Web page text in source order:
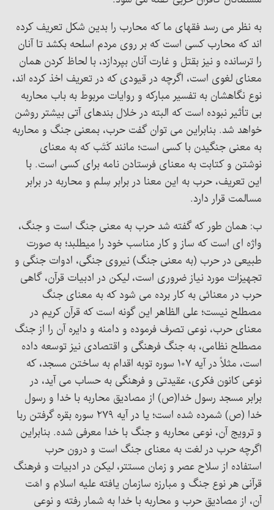
به نظر می رسد فقهای ما که محارب را بدین شکل تعریف کرده
اند که محارب کسی است که بر روی مردم اسلحه بکشد تا آنان
را ترسانده و نیز بقتل و غارت آنان بپردازد، با لحاظ کردن همان
معنای لغوی است، اگرچه در قیودی که در تعریف اخذ کرده اند،
نوع نگاهشان به تفسیر مبارکه و روایات مربوط به باب محاربه
بی تأثیر نبوده است که البته در خلال بندهای آتی بیشتر روشن
خواهد شد. بنابراین می توان گفت حرب، بمعنی جنگ و محاربه
به معنی جنگیدن با کسی است؛ مانند کَتَب که به معنای
نوشتن و کتابت به معنای فرستادن نامه برای کسی است. با
این تعریف، حرب به این معنا در برابر سِلم و محاربه در برابر
مسالمت قرار دارد.
ب: همان طور که گفته شد حرب به معنی جنگ است و جنگ،
واژه ای است که ساز و کار مناسب خود را می­طلبد؛ به صورت
طبیعی در حرب (به معنی جنگ) نیروی جنگی، ادوات جنگی و
تجهیزات مورد نیاز ضروری است، لیکن در ادبیات قرآن، گاهی
حرب در معنائی به کار برده می شود که به معنای جنگ
مصطلح نیست؛ علی الظاهر این گونه است که قرآن کریم در
معنای حرب، نوعی تصرف فرموده و دامنه و دایره آن را از جنگ
مصطلح نظامی، به جنگ فرهنگی و اقتصادی نیز توسعه داده
است، مثلاً در آیه ۱۰۷ سوره توبه اقدام به ساختن مسجد، که
نوعی کانون فکری، عقیدتی و فرهنگی به حساب می آید، در
برابر مسجد رسول خدا(ص) از مصادیق محاربه با خدا و رسول
خدا (ص) شمرده شده است؛ یا در آیه ۲۷۹ سوره بقره گرفتن ربا
و ترویج آن، نوعی محاربه و جنگ با خدا معرفی شده. بنابراین
اگرچه حرب در لغت به معنای جنگ است و درون حرب
استفاده از سلاح عصر و زمان مستتر، لیکن در ادبیات و فرهنگ
قرآنی هر نوع جنگ و مبارزه سازمان یافته علیه اسلام و امّت
آن، از مصادیق حرب و محاربه با خدا به شمار رفته و نوعی